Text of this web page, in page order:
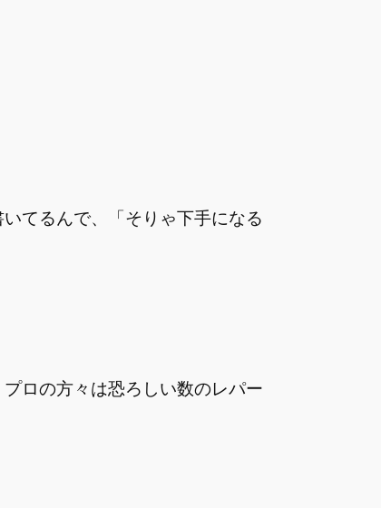
てるんで、「そりゃ下手になる
ロの方々は恐ろしい数のレパー